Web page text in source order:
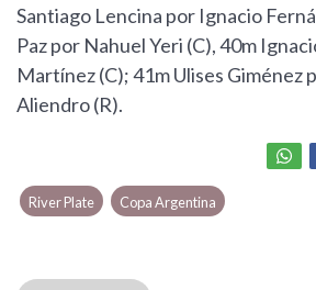
Santiago Lencina por Ignacio
Paz por Nahuel Yeri (C), 40m
Martínez (C); 41m Ulises Giménez
Aliendro (R).
River Plate Copa Argentina